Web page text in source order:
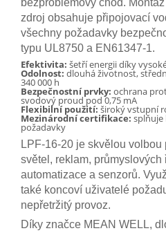
zdroj obsahuje připojovací
všechny požadavky
typu UL8750 a EN61347-1.
Efektivita: šetří energii díky
Odolnost: dlouhá životnost,
340 000 h
Bezpečnostní prvky: ochrana
svodový proud pod 0,75 mA
Flexibilní použití: široký vstupní
Mezinárodní certifikace: splňuje
požadavky
LPF-16-20 je skvělou
světel, reklam,
automatizace a senzorů.
také koncoví uživatelé
nepřetržitý provoz.
Díky značce MEAN WELL,